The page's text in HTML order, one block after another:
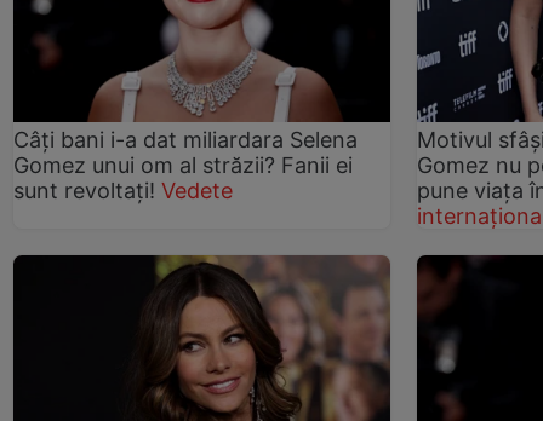
Câți bani i-a dat miliardara Selena
Gomez unui om al străzii? Fanii ei
sunt revoltați! Vedete
Motivul
Gomez nu
pune viața